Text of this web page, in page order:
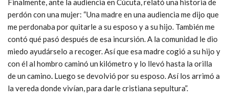
Finalmente, ante la audiencia en Cúcuta, relató una historia de
perdón con una mujer: “Una madre en una audiencia me dijo que
me perdonaba por quitarle a su esposo y a su hijo. También me
contó qué pasó después de esa incursión. A la comunidad le dio
miedo ayudárselo a recoger. Así que esa madre cogió a su hijo y
con él al hombro caminó un kilómetro y lo llevó hasta la orilla
de un camino. Luego se devolvió por su esposo. Así los arrimó a
la vereda donde vivían, para darle cristiana sepultura”.